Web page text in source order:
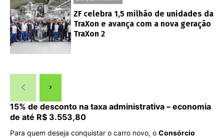
ZF celebra 1,5 milhão de unidades da
TraXon e avança com a nova geração
TraXon 2
15% de desconto na taxa administrativa – economia
de até R$ 3.553,80
Para quem deseja conquistar o carro novo, o Consórcio